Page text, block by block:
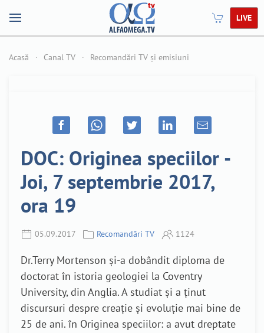
LIVE
Acasă Canal TV Recomandări TV și emisiuni
DOC: Originea speciilor -
Joi, 7 septembrie 2017,
ora 19
05.09.2017 Recomandări TV 1124
Dr.Terry Mortenson și-a dobândit diploma de
doctorat în istoria geologiei la Coventry
University, din Anglia. A studiat și a ținut
discursuri despre creație și evoluție mai bine de
25 de ani. în Originea speciilor: a avut dreptate